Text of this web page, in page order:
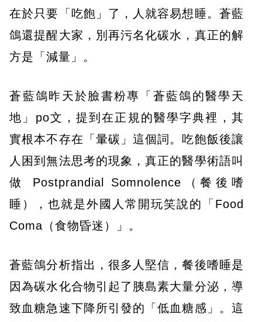
在於只要「吃飽」了，人就容易想睡。蒼藍
鴿還提醒大家，別再污名化碳水，真正的解
方是「減量」。
蒼藍鴿昨天於臉書粉專「蒼藍鴿的醫學天
地」po文，提到在正規的醫學字典裡，其
實根本不存在「暈碳」這個詞。吃飽飯後讓
人困到無法思考的現象，真正的醫學術語叫
做 Postprandial Somnolence（餐後嗜
睡），也就是外國人常開玩笑說的「Food
Coma（食物昏迷）」。
蒼藍鴿分析指出，很多人堅信，餐後嗜睡是
因為碳水化合物引起了胰島素大量分泌，導
致血糖急速下降所引發的「低血糖感」。這